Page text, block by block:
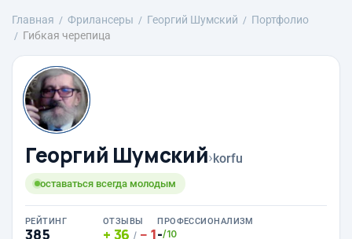
Главная Фрилансеры Георгий Шумский
Портфолио
Гибкая черепица
Георгий Шумский›korfu
оставаться всегда молодым
РЕЙТИНГ
385
ОТЗЫВЫ
36 / 1
ПРОФЕССИОНАЛИЗМ
-/10